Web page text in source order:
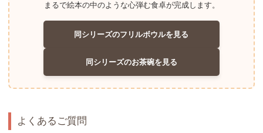
まるで絵本の中のような心弾む食卓が完成します。
同シリーズのフリルボウルを見る
同シリーズのお茶碗を見る
よくあるご質問